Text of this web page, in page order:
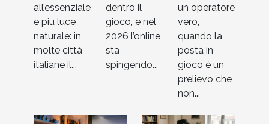
all’essenziale
e più luce
naturale: in
molte città
italiane il...
dentro il
gioco, e nel
2026 l’online
sta
spingendo...
un operatore
vero,
quando la
posta in
gioco è un
prelievo che
non...